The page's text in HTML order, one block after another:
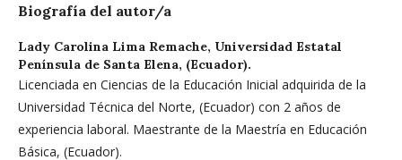
Biografía del autor/a
Lady Carolina Lima Remache, Universidad Estatal
Península de Santa Elena, (Ecuador).
Licenciada en Ciencias de la Educación Inicial adquirida de la
Universidad Técnica del Norte, (Ecuador) con 2 años de
experiencia laboral. Maestrante de la Maestría en Educación
Básica, (Ecuador).